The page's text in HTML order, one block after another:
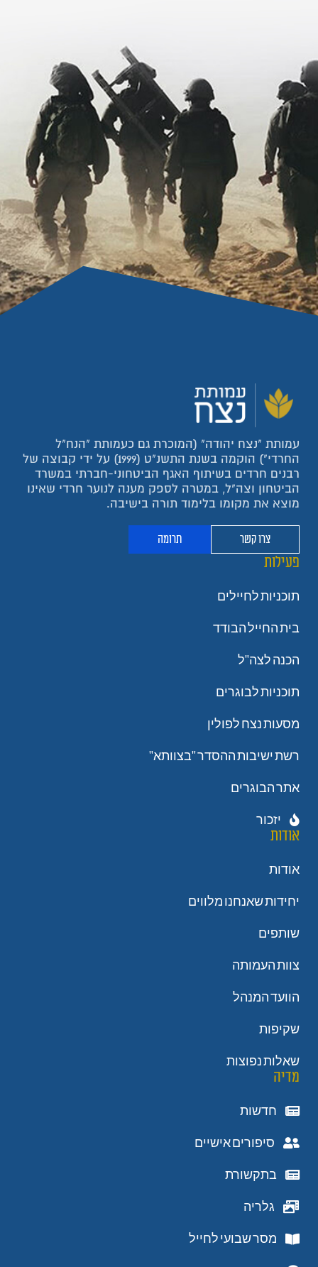
עמותת "נצח יהודה" (המוכרת גם כעמותת "הנח"ל
החרדי") הוקמה בשנת התשנ"ט (1999) על ידי קבוצה של
רבנים חרדים בשיתוף האגף הביטחוני-חברתי במשרד
הביטחון וצה"ל, במטרה לספק מענה לנוער חרדי שאינו
מוצא את מקומו בלימוד תורה בישיבה.
צרו קשר תרומה
פעילות
תוכניות לחיילים
בית החייל הבודד
הכנה לצה"ל
תוכניות לבוגרים
מסעות נצח לפולין
רשת ישיבות ההסדר "בצוותא"
אתר הבוגרים
יזכור
אודות
אודות
יחידות שאנחנו מלווים
שותפים
צוות העמותה
הוועד המנהל
שקיפות
שאלות נפוצות
מדיה
חדשות
סיפורים אישיים
בתקשורת
גלריה
מסר שבועי לחייל